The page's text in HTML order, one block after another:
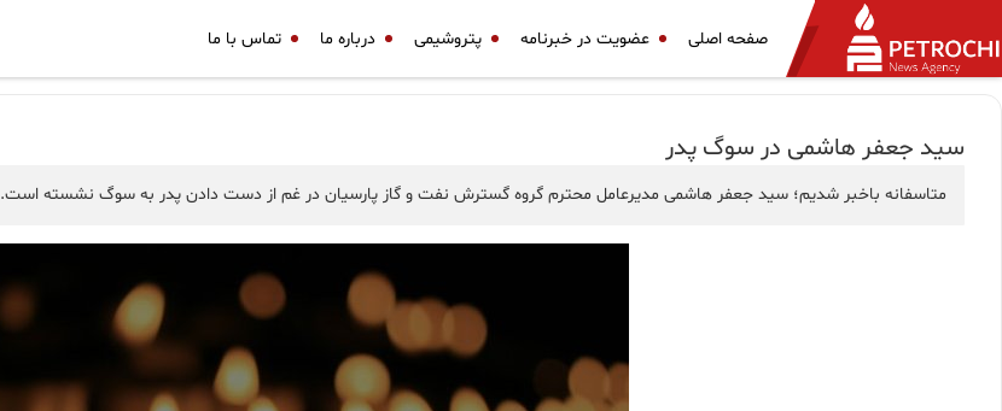
صفحه اصلی عضویت در خبرنامه پتروشیمی درباره ما تماس با ما
سید جعفر هاشمی در سوگ پدر
متاسفانه باخبر شدیم؛ سید جعفر هاشمی مدیرعامل محترم گروه گسترش نفت و گاز پارسیان در غم از دست دادن پدر به سوگ نشسته است.